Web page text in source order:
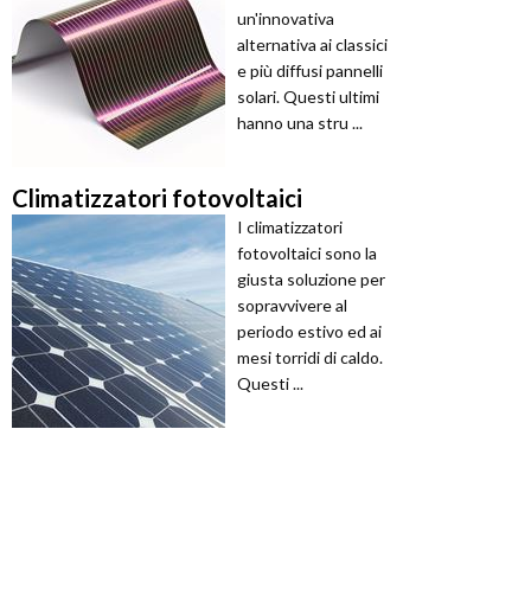
un'innovativa
alternativa ai classici
e più diffusi pannelli
solari. Questi ultimi
hanno una stru ...
Climatizzatori fotovoltaici
I climatizzatori
fotovoltaici sono la
giusta soluzione per
sopravvivere al
periodo estivo ed ai
mesi torridi di caldo.
Questi ...